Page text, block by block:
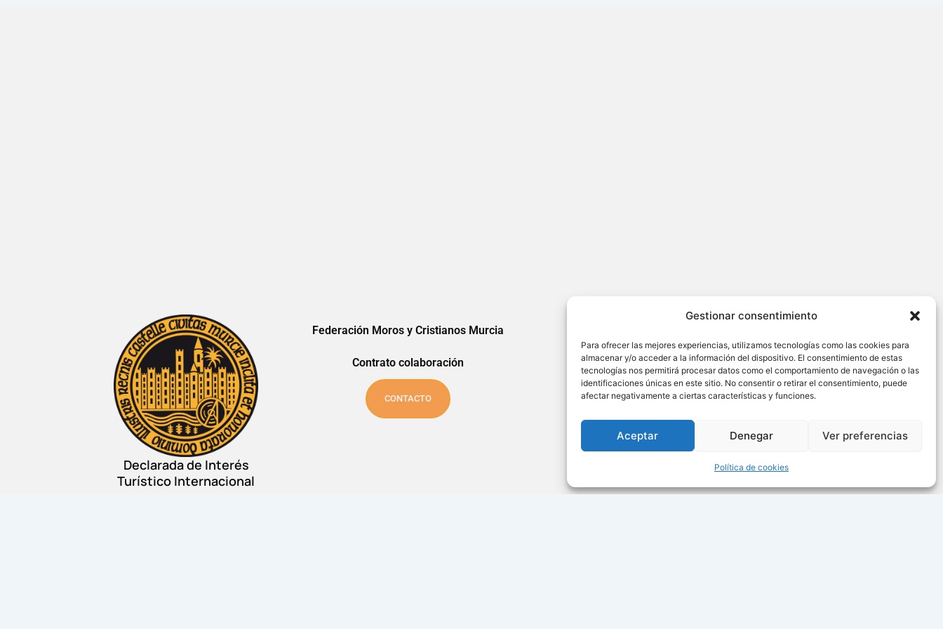
Gestionar consentimiento
Para ofrecer las mejores experiencias, utilizamos tecnologías como las cookies para
almacenar y/o acceder a la información del dispositivo. El consentimiento de estas
tecnologías nos permitirá procesar datos como el comportamiento de navegación o las
identificaciones únicas en este sitio. No consentir o retirar el consentimiento, puede
afectar negativamente a ciertas características y funciones.
Aceptar Denegar Ver preferencias
Política de cookies
Declarada de Interés
Turístico Internacional
Federación Moros y Cristianos Murcia
Contrato colaboración
CONTACTO